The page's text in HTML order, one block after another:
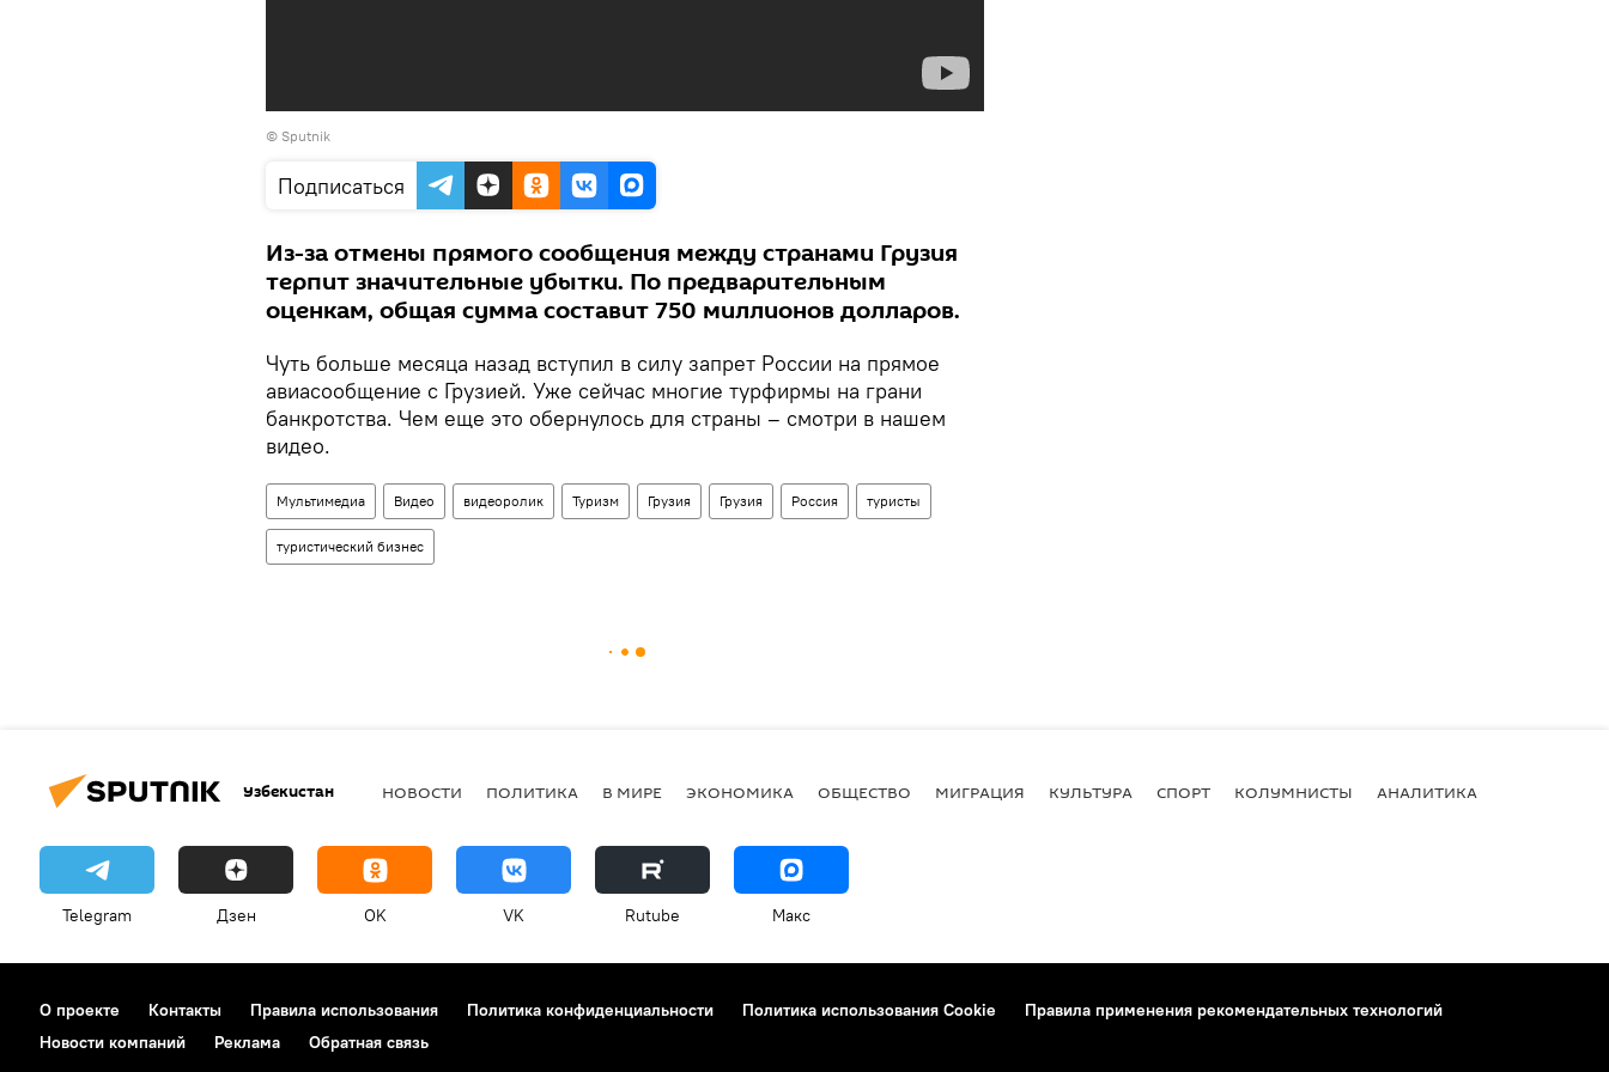
© Sputnik
Подписаться
Из-за отмены прямого сообщения между странами Грузия
терпит значительные убытки. По предварительным
оценкам, общая сумма составит 750 миллионов долларов.
Чуть больше месяца назад вступил в силу запрет России на прямое
авиасообщение с Грузией. Уже сейчас многие турфирмы на грани
банкротства. Чем еще это обернулось для страны – смотри в нашем
видео.
Мультимедиа Видео видеоролик Туризм Грузия Грузия Россия туристы
туристический бизнес
Узбекистан НОВОСТИ ПОЛИТИКА В МИРЕ ЭКОНОМИКА ОБЩЕСТВО МИГРАЦИЯ КУЛЬТУРА СПОРТ КОЛУМНИСТЫ АНАЛИТИКА
Telegram Дзен OK VK Rutube Макс
О проекте Контакты Правила использования Политика конфиденциальности Политика использования Cookie
Правила применения рекомендательных технологий
Новости компаний
Реклама Обратная связь